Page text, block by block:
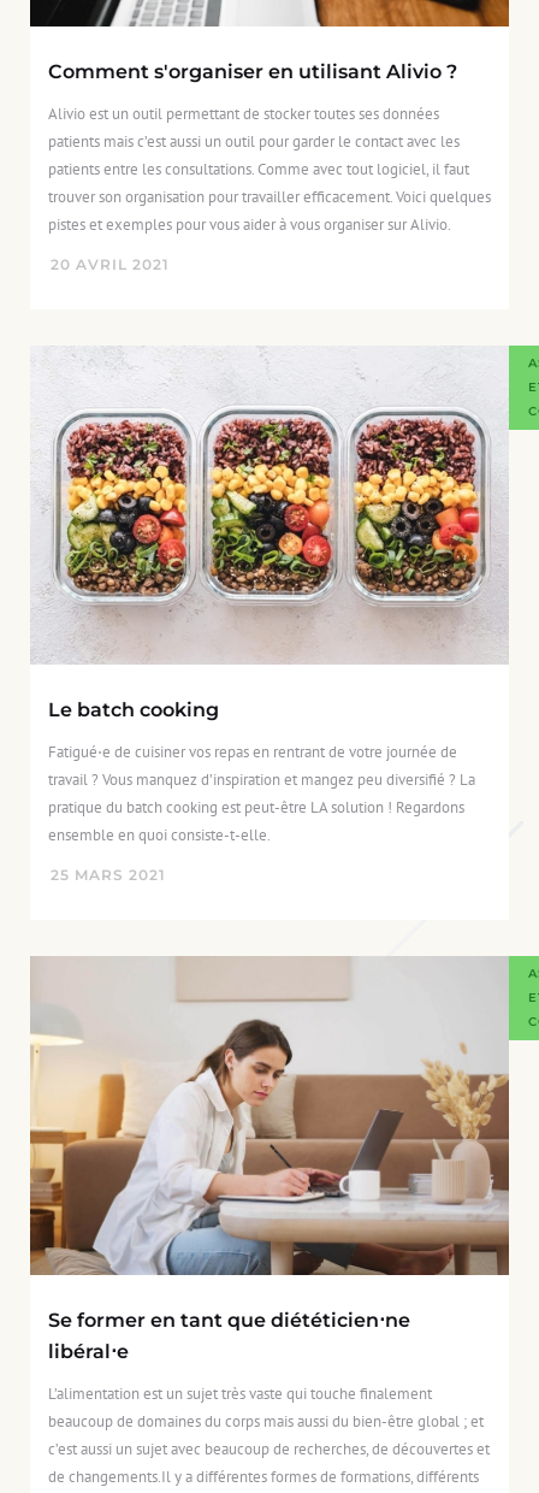
Comment s'organiser en utilisant Alivio ?
Alivio est un outil permettant de stocker toutes ses données
patients mais c’est aussi un outil pour garder le contact avec les
patients entre les consultations. Comme avec tout logiciel, il faut
trouver son organisation pour travailler efficacement. Voici quelques
pistes et exemples pour vous aider à vous organiser sur Alivio.
20 AVRIL 2021
Le batch cooking
Fatigué⋅e de cuisiner vos repas en rentrant de votre journée de
travail ? Vous manquez d’inspiration et mangez peu diversifié ? La
pratique du batch cooking est peut-être LA solution ! Regardons
ensemble en quoi consiste-t-elle.
25 MARS 2021
Se former en tant que diététicien⋅ne
libéral⋅e
L’alimentation est un sujet très vaste qui touche finalement
beaucoup de domaines du corps mais aussi du bien-être global ; et
c’est aussi un sujet avec beaucoup de recherches, de découvertes et
de changements.Il y a différentes formes de formations, différents